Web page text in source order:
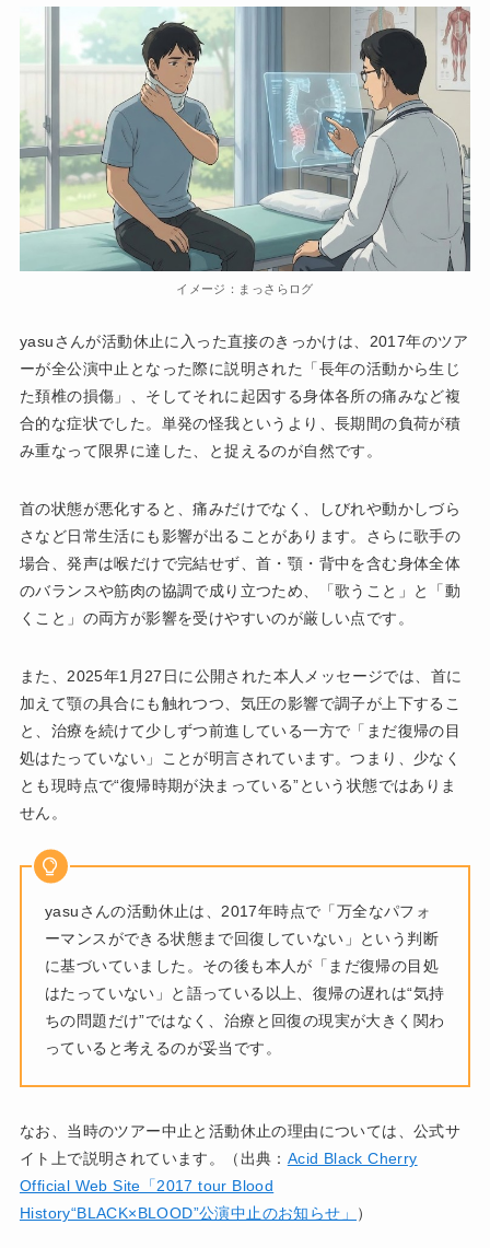
イメージ：まっさらログ
yasuさんが活動休止に入った直接のきっかけは、2017年のツア
ーが全公演中止となった際に説明された「長年の活動から生じ
た頚椎の損傷」、そしてそれに起因する身体各所の痛みなど複
合的な症状でした。単発の怪我というより、長期間の負荷が積
み重なって限界に達した、と捉えるのが自然です。
首の状態が悪化すると、痛みだけでなく、しびれや動かしづら
さなど日常生活にも影響が出ることがあります。さらに歌手の
場合、発声は喉だけで完結せず、首・顎・背中を含む身体全体
のバランスや筋肉の協調で成り立つため、「歌うこと」と「動
くこと」の両方が影響を受けやすいのが厳しい点です。
また、2025年1月27日に公開された本人メッセージでは、首に
加えて顎の具合にも触れつつ、気圧の影響で調子が上下するこ
と、治療を続けて少しずつ前進している一方で「まだ復帰の目
処はたっていない」ことが明言されています。つまり、少なく
とも現時点で“復帰時期が決まっている”という状態ではありま
せん。
yasuさんの活動休止は、2017年時点で「万全なパフォ
ーマンスができる状態まで回復していない」という判断
に基づいていました。その後も本人が「まだ復帰の目処
はたっていない」と語っている以上、復帰の遅れは“気持
ちの問題だけ”ではなく、治療と回復の現実が大きく関わ
っていると考えるのが妥当です。
なお、当時のツアー中止と活動休止の理由については、公式サ
イト上で説明されています。（出典： Acid Black Cherry
Official Web Site「2017 tour Blood
History“BLACK×BLOOD”公演中止のお知らせ」
）